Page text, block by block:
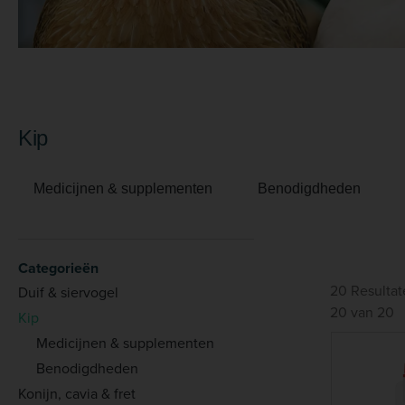
Kip
Medicijnen & supplementen Benodigdheden
Categorieën
Duif & siervogel
Kip
Medicijnen & supplementen
Benodigdheden
Konijn, cavia & fret
20
20 van 20